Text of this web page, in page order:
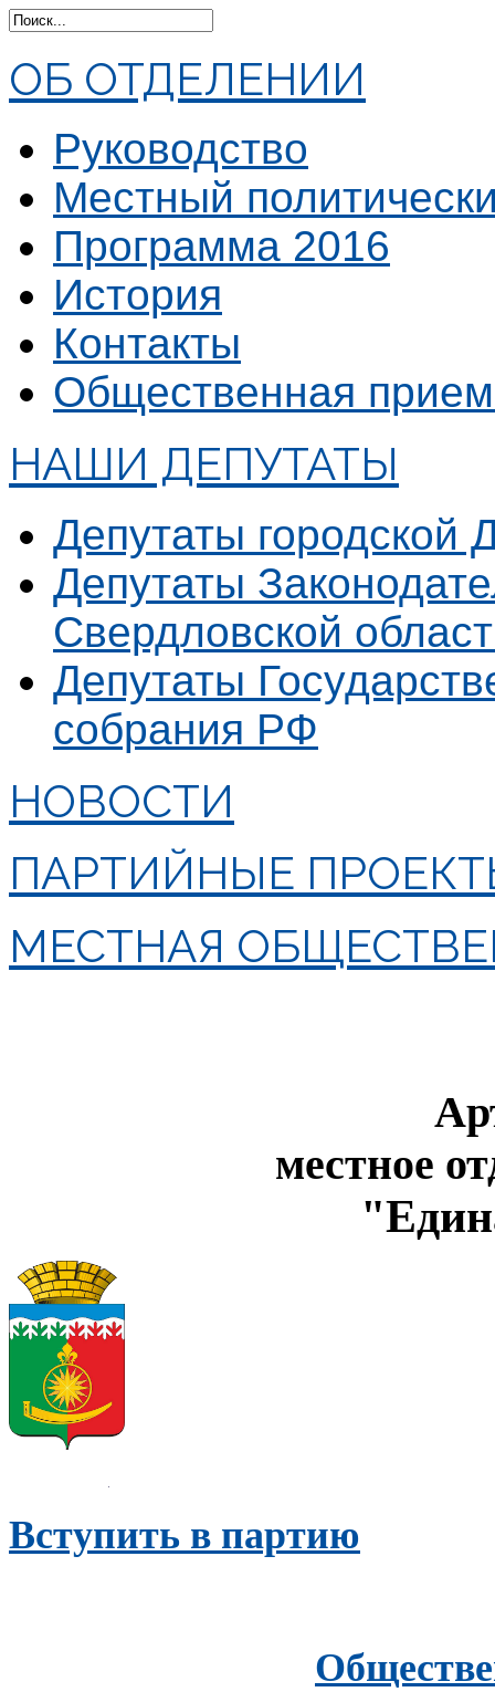
ОБ ОТДЕЛЕНИИ
Руководство
Местный
Программа 2016
История
Контакты
Общественная
НАШИ ДЕПУТАТЫ
Депутаты городской
Депутаты
Свердловской
Депутаты
собрания РФ
НОВОСТИ
ПАРТИЙНЫЕ
МЕСТНАЯ
местное
Вступить в партию